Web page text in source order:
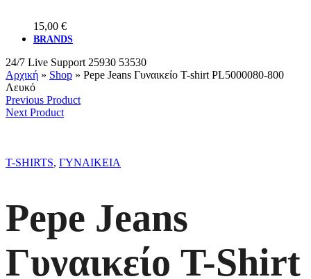
15,00 €
BRANDS
24/7 Live Support 25930 53530
Αρχική » Shop » Pepe Jeans Γυναικείο T-shirt PL5000080-800
Λευκό
Previous Product
Next Product
T-SHIRTS, ΓΥΝΑΙΚΕΙΑ
Pepe Jeans
Γυναικείο T-Shirt